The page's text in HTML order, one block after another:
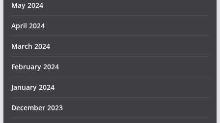
May 2024
April 2024
March 2024
February 2024
January 2024
December 2023